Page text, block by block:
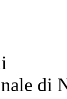
di